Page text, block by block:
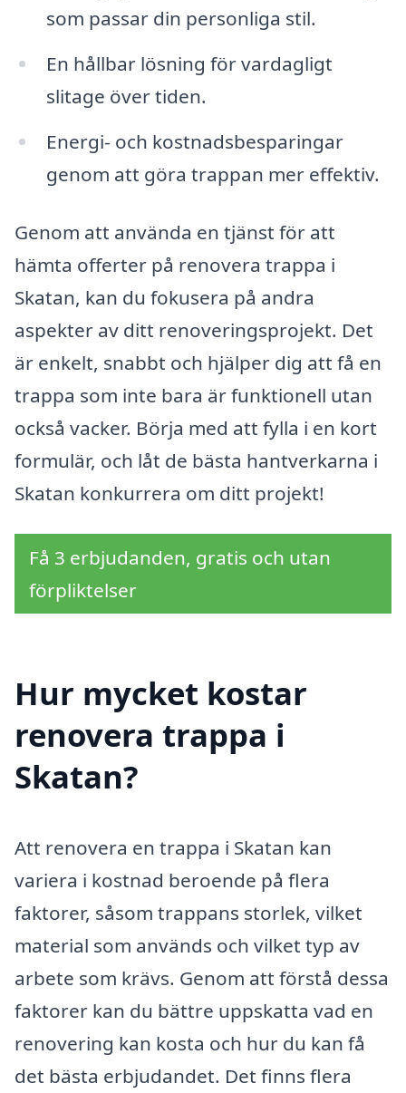
som passar din personliga stil.
En hållbar lösning för vardagligt
slitage över tiden.
Energi- och kostnadsbesparingar
genom att göra trappan mer effektiv.
Genom att använda en tjänst för att
hämta offerter på renovera trappa i
Skatan, kan du fokusera på andra
aspekter av ditt renoveringsprojekt. Det
är enkelt, snabbt och hjälper dig att få en
trappa som inte bara är funktionell utan
också vacker. Börja med att fylla i en kort
formulär, och låt de bästa hantverkarna i
Skatan konkurrera om ditt projekt!
Få 3 erbjudanden, gratis och utan
förpliktelser
Hur mycket kostar
renovera trappa i
Skatan?
Att renovera en trappa i Skatan kan
variera i kostnad beroende på flera
faktorer, såsom trappans storlek, vilket
material som används och vilket typ av
arbete som krävs. Genom att förstå dessa
faktorer kan du bättre uppskatta vad en
renovering kan kosta och hur du kan få
det bästa erbjudandet. Det finns flera